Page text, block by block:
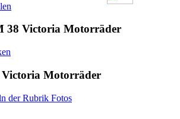
38 Victoria Motorräder
Motorräder
der Rubrik Fotos